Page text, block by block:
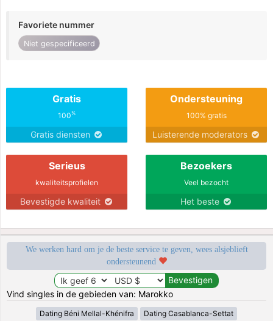
Favoriete nummer
Niet gespecificeerd
Gratis
100%
Gratis diensten
Ondersteuning
100% gratis
Luisterende moderators
Serieus
kwaliteitsprofielen
Bevestigde kwaliteit
Bezoekers
Veel bezocht
Het beste
We werken hard om je de beste service te geven, wees alsjeblieft
ondersteunend
Vind singles in de gebieden van: Marokko
Dating Béni Mellal-Khénifra Dating Casablanca-Settat